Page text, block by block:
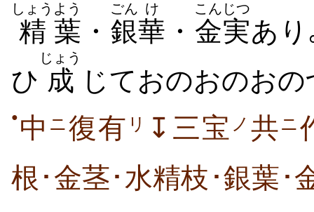
精
しょう
葉
よう
・ 銀
ごん
華
け
・ 金
こん
実
じつ
あ
ひ 成
じょう
じておのおのお
● 中 ニ復有 リ ↧三宝 ノ 共ニ
根･金茎･水精枝･銀葉･